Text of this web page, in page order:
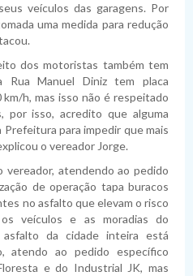
Federal
- SIC
Pessoais
Cidadania
veículos das garagens. Por
uma medida para redução
dos motoristas também tem
Rua Manuel Diniz tem placa
h, mas isso não é respeitado
por isso, acredito que alguma
para impedir que mais
o vereador Jorge.
vereador, atendendo ao pedido
de operação tapa buracos
no asfalto que elevam o risco
veículos e as moradias do
da cidade inteira está
atendo ao pedido específico
e do Industrial JK, mas